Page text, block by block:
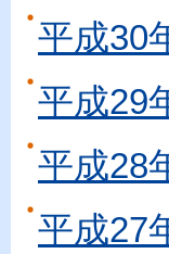
平成30
平成29
平成28
平成27